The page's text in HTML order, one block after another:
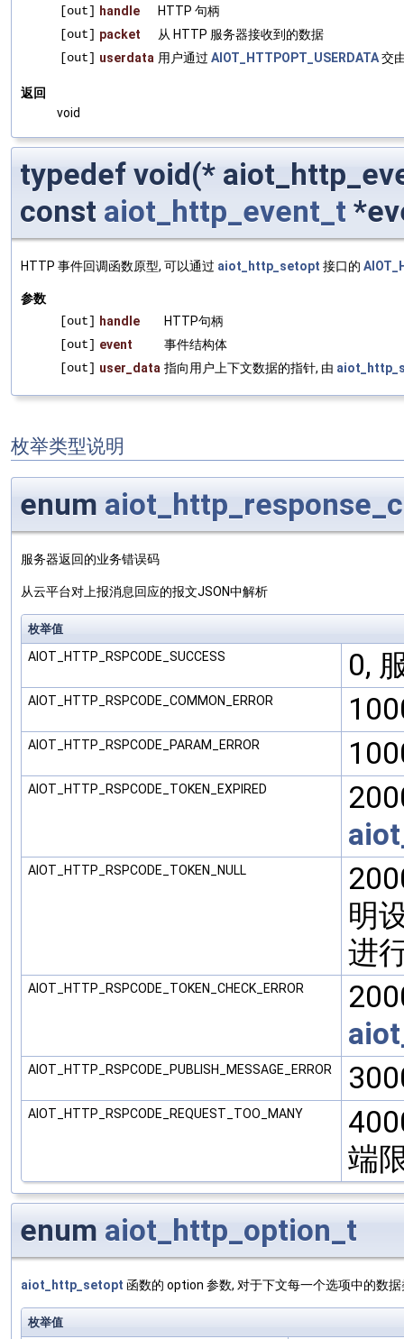
[out] handle
HTTP 句柄
[out] packet
从 HTTP 服务器接收到的数据
[out] userdata 用户通过 AIOT_HTTPOPT_USERDATA交
返回
void
typedef void(*
const aiot_http_event_t
HTTP 事件回调函数原型, 可以通过 aiot_http_setopt 接口的
参数
[out]
handle
HTTP句柄
[out] event
事件结构体
[out] user_data 指向用户上下文数据的指针, 由
枚举类型说明
enum
服务器返回的业务错误码
从云平台对上报消息回应的报文JSON中解析
枚举值
AIOT_HTTP_RSPCODE_SUCCESS 0,
AIOT_HTTP_RSPCODE_COMMON_ERROR
AIOT_HTTP_RSPCODE_PARAM_ERROR
AIOT_HTTP_RSPCODE_TOKEN_EXPIRED
AIOT_HTTP_RSPCODE_TOKEN_NULL
明
进
AIOT_HTTP_RSPCODE_TOKEN_CHECK_ERROR
AIOT_HTTP_RSPCODE_PUBLISH_MESSAGE_ERROR
AIOT_HTTP_RSPCODE_REQUEST_TOO_MANY
端
enum aiot_http_option_t
aiot_http_setopt 函数的 option 参数, 对于下文每一个选项中的数
枚举值